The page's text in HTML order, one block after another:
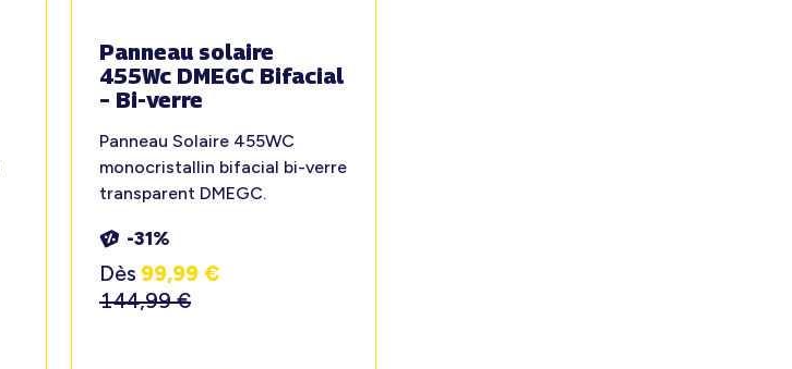
Panneau solaire
455Wc DMEGC Bifacial
– Bi-verre
Panneau Solaire 455WC
monocristallin bifacial bi-verre
transparent DMEGC.
-31%
Dès 99,99 €
144,99€